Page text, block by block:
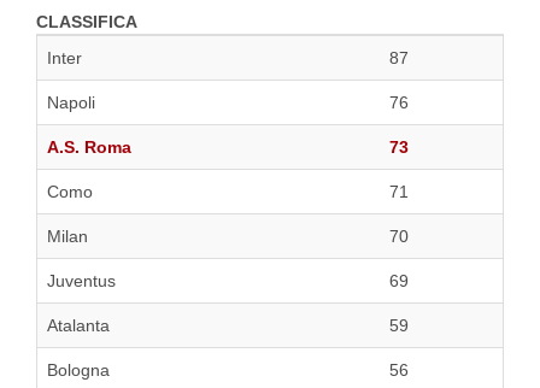
CLASSIFICA
Inter
87
Napoli 76
A.S. Roma 73
Como 71
Milan 70
Juventus 69
Atalanta 59
Bologna 56